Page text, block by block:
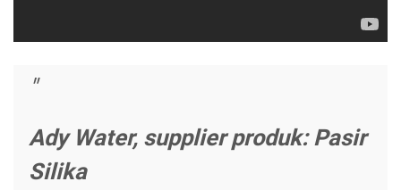
Ady Water, supplier produk: Pasir
Silika